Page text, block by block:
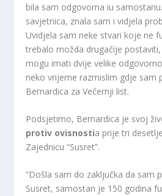
bila sam odgovorna iu
savjetnica, znala sam i vidjela
Uvidjela sam neke stvari koje ne
trebalo možda drugačije
mogu imati dvije velike
neko vrijeme razmislim gdje sam
Bernardica za Večernji list.
Podsjetimo, Bernardica je svoj
protiv ovisnostia prije tri
Zajednicu “Susret”.
“Došla sam do zaključka da sam
Susret, samostan je 150 godina